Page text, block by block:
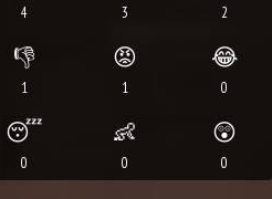
4 3 2
👎
1
😡
1
😂
0
😴
0
👶
0
😲
0